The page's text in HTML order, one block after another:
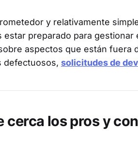
y relativamente
estar preparado para gestionar
aspectos que están fuera
defectuosos, solicitudes de
cerca los pros y